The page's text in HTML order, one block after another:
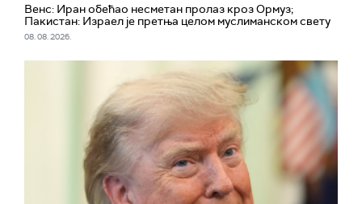
Венс: Иран обећао несметан пролаз кроз Ормуз;
Пакистан: Израел је претња целом муслиманском свету
08. 08. 2026.